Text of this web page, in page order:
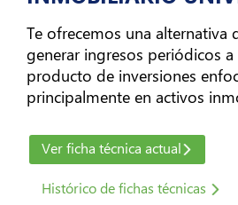
Atención
al
Cliente
arrow_forward_ios
Nosotros
arrow_forward_ios
Te ofrecemos una alternativa
generar ingresos periódicos
producto de inversiones
principalmente en activos
Ver ficha técnica actual
Histórico de fichas técnicas